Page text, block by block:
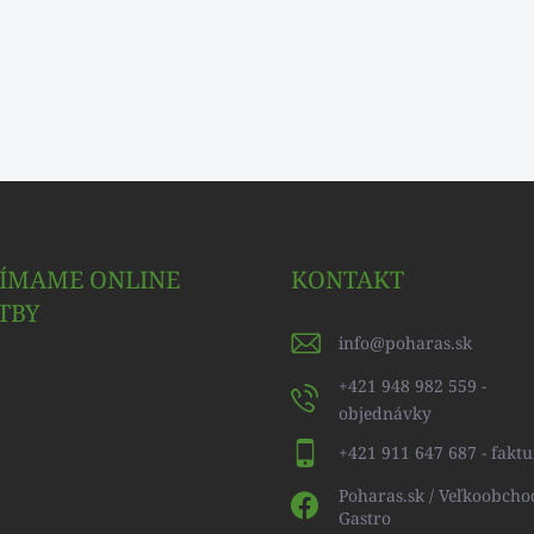
ONLINE
KONTAKT
info@poharas.sk
+421 948 982 559 -
objednávky
+421 911 647 687 -
Poharas.sk /
Gastro